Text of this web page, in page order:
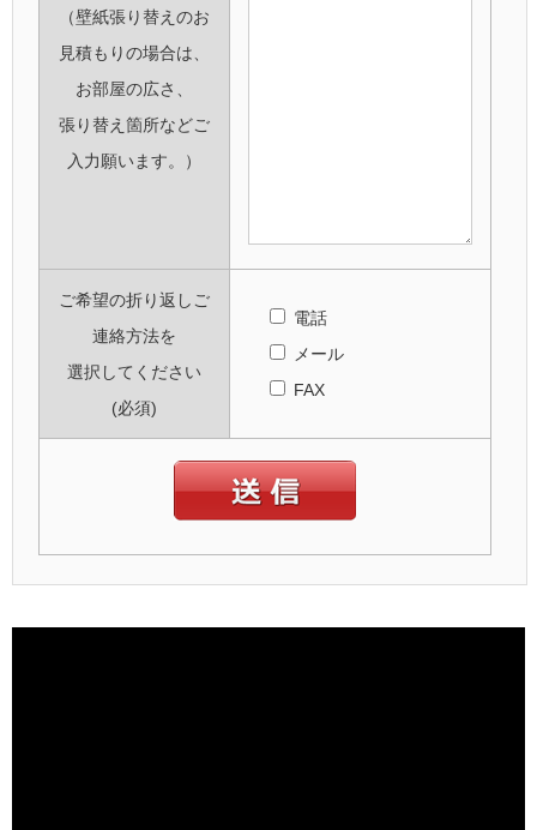
（壁紙張り替えのお
見積もりの場合は、
お部屋の広さ、
張り替え箇所などご
入力願います。）
ご希望の折り返しご
連絡方法を
選択してください
(必須)
電話
メール
FAX